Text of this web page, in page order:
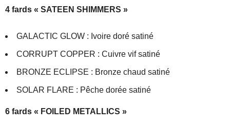
4 fards « SATEEN SHIMMERS »
GALACTIC GLOW : Ivoire doré satiné
CORRUPT COPPER : Cuivre vif satiné
BRONZE ECLIPSE : Bronze chaud satiné
SOLAR FLARE : Pêche dorée satiné
6 fards « FOILED METALLICS »